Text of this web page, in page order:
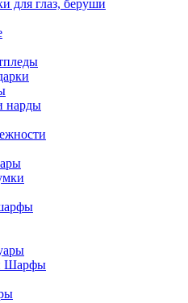
для глаз, беруши
нарды
Шарфы